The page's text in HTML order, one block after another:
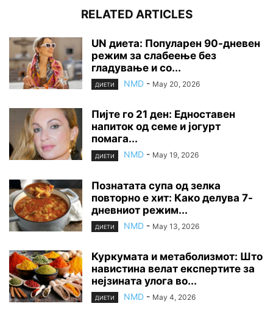
RELATED ARTICLES
UN диета: Популарен 90-дневен
режим за слабеење без
гладување и со...
ДИЕТИ NMD - May 20, 2026
Пијте го 21 ден: Едноставен
напиток од семе и јогурт
помага...
ДИЕТИ NMD - May 19, 2026
Познатата супа од зелка
повторно е хит: Како делува 7-
дневниот режим...
ДИЕТИ NMD - May 13, 2026
Куркумата и метаболизмот: Што
навистина велат експертите за
нејзината улога во...
ДИЕТИ NMD - May 4, 2026